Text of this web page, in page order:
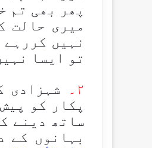
پھر بھی تم
میری حالت
نہیں
تو ایسا
۲۔
شہزادی
پکار کو
ساتھ دینے
بہانوں کے